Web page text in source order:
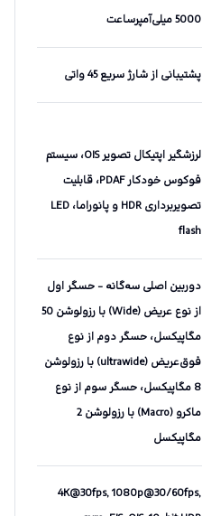
5000 میلی‌آمپرساعت
پشتیبانی از شارژ سریع 45 واتی
لرزشگیر اپتیکال تصویر OIS، سیستم
فوکوس خودکار PDAF، قابلیت
تصویربرداری HDR و پانوراما، LED
flash
دوربین اصلی سه‌گانه - حسگر اول
از نوع عریض (Wide) با رزولوشن 50
مگاپیکسل، حسگر دوم از نوع
فوق‌عریض (ultrawide) با رزولوشن
8 مگاپیکسل، حسگر سوم از نوع
ماکرو (Macro) با رزولوشن 2
مگاپیکسل
4K@30fps, 1080p@30/60fps,